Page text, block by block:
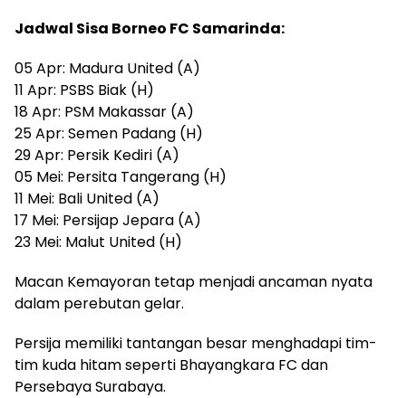
Jadwal Sisa Borneo FC Samarinda:
05 Apr: Madura United (A)
11 Apr: PSBS Biak (H)
18 Apr: PSM Makassar (A)
25 Apr: Semen Padang (H)
29 Apr: Persik Kediri (A)
05 Mei: Persita Tangerang (H)
11 Mei: Bali United (A)
17 Mei: Persijap Jepara (A)
23 Mei: Malut United (H)
Macan Kemayoran tetap menjadi ancaman nyata
dalam perebutan gelar.
Persija memiliki tantangan besar menghadapi tim-
tim kuda hitam seperti Bhayangkara FC dan
Persebaya Surabaya.